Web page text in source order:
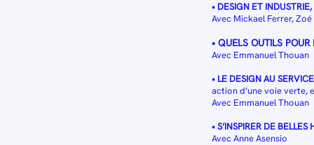
• DESIGN ET
Avec Mickael Ferrer,
• QUELS OUTILS
Avec Emmanuel Thouan
• LE DESIGN AU
action d’une voie verte,
Avec Emmanuel Thouan
• S’INSPIRER DE
Avec Anne Asensio